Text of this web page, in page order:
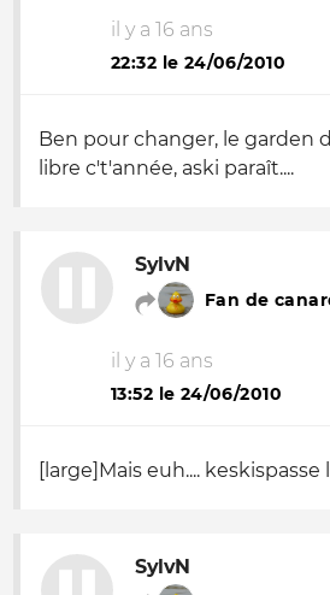
il y a 16 ans
22:32 le 24/06/2010
Ben pour changer, le garden
libre c't'année, aski paraît....
SylvN
Fan de
il y a 16 ans
13:52 le 24/06/2010
[large]Mais euh.... keskispasse
SylvN